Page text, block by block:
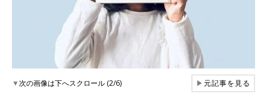
▼次の画像は下へスクロール (2/6) ▶元記事を見る